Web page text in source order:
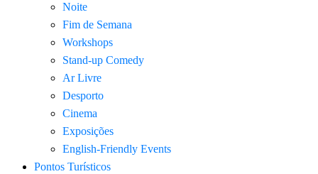
Noite
Fim de Semana
Workshops
Stand-up Comedy
Ar Livre
Desporto
Cinema
Exposições
English-Friendly Events
Pontos Turísticos